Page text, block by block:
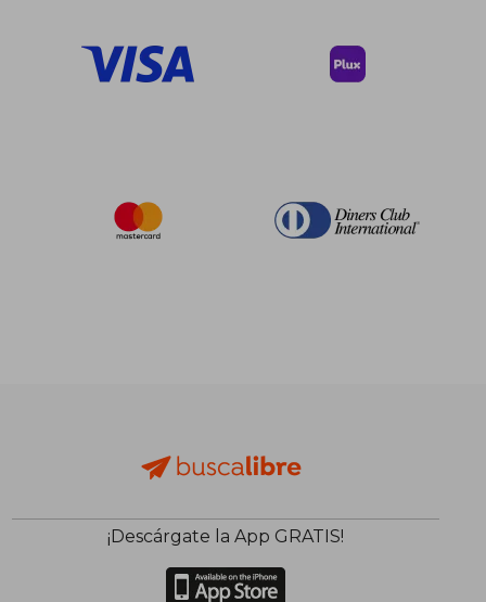
¡Descárgate la App GRATIS!